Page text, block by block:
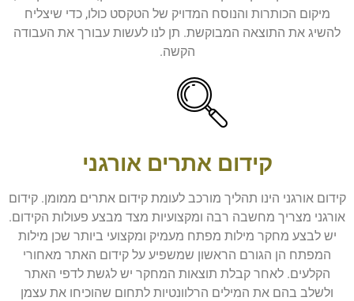
מיקום הכותרות והנוסח המדויק של הטקסט כולו, כדי שיצליח
להשיג את התוצאה המבוקשת. תן לנו לעשות עבורך את העבודה
הקשה.
קידום אתרים אורגני
קידום אורגני הינו תהליך מורכב לעומת קידום אתרים ממומן. קידום
אורגני מצריך מחשבה רבה ומקצועיות מצד מבצע פעולות הקידום.
יש לבצע מחקר מילות מפתח מעמיק ומקצועי ביותר שכן מילות
המפתח הן הגורם הראשון שמשפיע על קידום האתר מאחורי
הקלעים. לאחר קבלת תוצאות המחקר יש לגשת לדפי האתר
ולשלב בהם את המילים הרלוונטיות לתחום שהוכיחו את עצמן